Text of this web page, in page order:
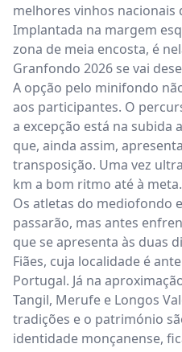
melhores vinhos nacionais
Implantada na margem
zona de meia encosta, é
Granfondo 2026 se vai
A opção pelo minifondo
aos participantes. O
a excepção está na subida
que, ainda assim,
transposição. Uma vez
km a bom ritmo até à meta.
Os atletas do mediofondo
passarão, mas antes
que se apresenta às duas
Fiães, cuja localidade é
Portugal. Já na
Tangil, Merufe e Longos
tradições e o património
identidade monçanense,